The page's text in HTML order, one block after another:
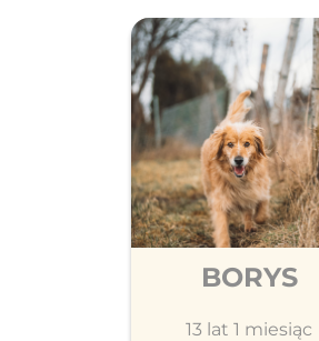
BORYS
13 lat 1 miesiąc